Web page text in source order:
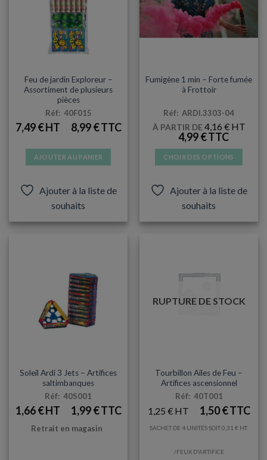
Feu de jardin Exploreur –
Assortiment de plusieurs
pièces
Réf: 40F015
7,49€ 8,99€
AJOUTER AU PANIER
Ajouter à la liste de
souhaits
Fumigène 1 min – Forte fumée
à Frottoir
Réf: ARDI.3303-04
À PARTIR DE 4,16 €
4,99€
CHOIX DES OPTIONS
a
plusieurs
variations.
être
choisies
sur
Ajouter à la liste de
souhaits
Soleil Ardi 3 Jets – Artifices
saltimbanques
Réf: 40S001
1,66€ 1,99€
Retrait en magasin
RUPTURE DE STOCK
Tourbillon Ailes de Feu –
Artifices ascensionnel
Réf: 40T001
1,25 € 1,50€
SACHET DE 4 UNITÉS SOIT 0,31 €
/FEUX D'ARTIFICE